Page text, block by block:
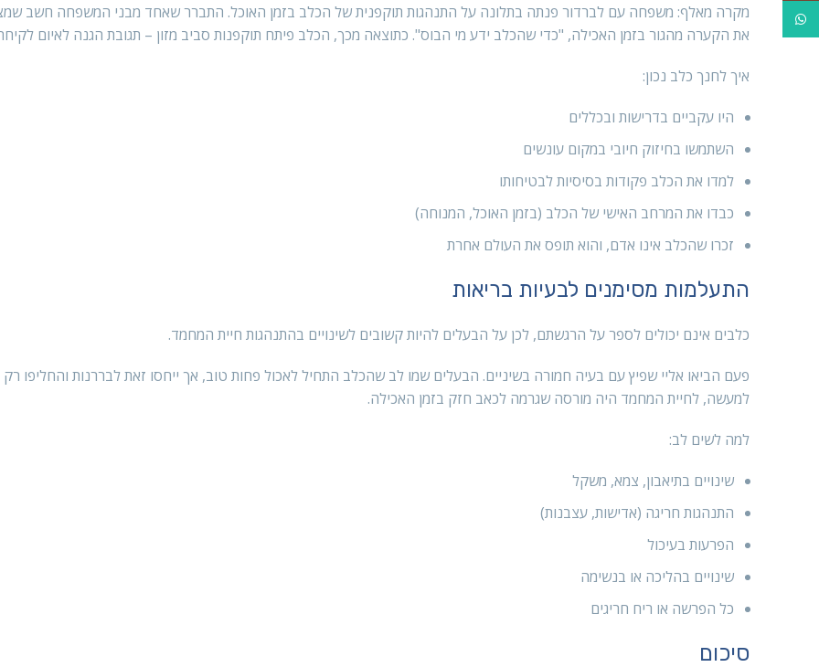
מקרה מאלף: משפחה עם לברדור פנתה בתלונה על התנהגות תוקפנית של הכלב בזמן האוכל. התברר שאחד מבני המשפחה חשב
את הקערה מהגור בזמן האכילה, "כדי שהכלב ידע מי הבוס". כתוצאה מכך, הכלב פיתח תוקפנות סביב מזון – תגובת הגנה לאיום
איך לחנך כלב נכון:
היו עקביים בדרישות ובכללים
השתמשו בחיזוק חיובי במקום עונשים
למדו את הכלב פקודות בסיסיות לבטיחותו
כבדו את המרחב האישי של הכלב (בזמן האוכל, המנוחה)
זכרו שהכלב אינו אדם, והוא תופס את העולם אחרת
התעלמות מסימנים לבעיות בריאות
כלבים אינם יכולים לספר על הרגשתם, לכן על הבעלים להיות קשובים לשינויים בהתנהגות חיית המחמד.
פעם הביאו אליי שפיץ עם בעיה חמורה בשיניים. הבעלים שמו לב שהכלב התחיל לאכול פחות טוב, אך ייחסו זאת לבררנות והחליפו רק
למעשה, לחיית המחמד היה מורסה שגרמה לכאב חזק בזמן האכילה.
למה לשים לב:
שינויים בתיאבון, צמא, משקל
התנהגות חריגה (אדישות, עצבנות)
הפרעות בעיכול
שינויים בהליכה או בנשימה
כל הפרשה או ריח חריגים
סיכום
WhatsApp